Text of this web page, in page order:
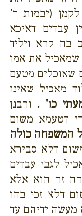
(יבמות ד'
עבדים דאיכא
בה קרא ויליד
שמאכיל את אמו
שאוכלים מטעם
מאכיל שאינו
כו' . ורבנן
דטעמא משום
המשפחה כולה
דלא סבירא
לגבי עבדים
זר הוא אלא
דלא זכי בהו
ידיהם עד